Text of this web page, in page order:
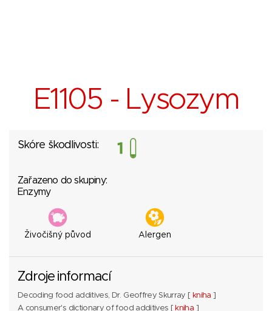
E1105 - Lysozym
Skóre škodlivosti:
Zařazeno do skupiny:
Enzymy
Živočišný původ Alergen
Zdroje informací
Decoding food additives, Dr. Geoffrey Skurray [ kniha ]
A consumer's dictionary of food additives [ kniha ]